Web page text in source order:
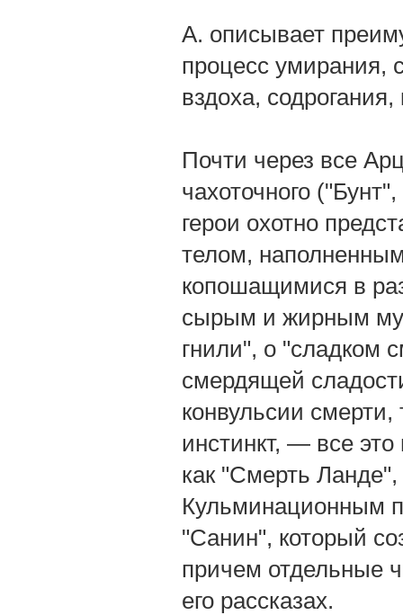
А. описывает
процесс умирания,
вздоха,
Почти через все
чахоточного
герои охотно
телом,
копошащимися в
сырым и жирным
гнили", о "сладком
смердящей
конвульсии
инстинкт, — все
как "Смерть
Кульминационным
"Санин", который
причем отдельные
его рассказах.